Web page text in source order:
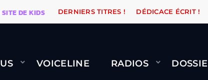
KIDSUNE WARÉTRO ORANGE ROAD QUI
DERNIERS TITRES ! DÉDICACE ÉCRIT !
VOICELINE RADIOS